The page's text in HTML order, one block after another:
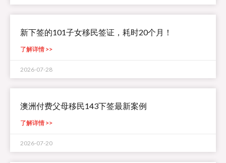
新下签的101子女移民签证，耗时20个月！
了解详情 >>
2026-07-28
澳洲付费父母移民143下签最新案例
了解详情 >>
2026-07-20